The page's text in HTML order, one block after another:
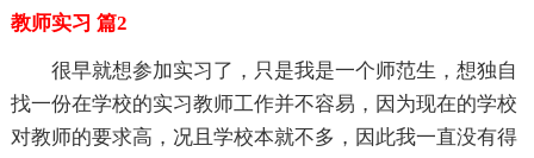
教师实习 篇2
很早就想参加实习了，只是我是一个师范生，想独自
找一份在学校的实习教师工作并不容易，因为现在的学校
对教师的要求高，况且学校本就不多，因此我一直没有得